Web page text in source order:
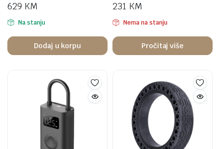
629 KM
Na stanju
Dodaj u korpu
231 KM
Nema na stanju
Pročitaj više